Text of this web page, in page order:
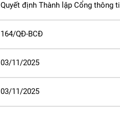
Quyết định Thành lập Cổng thông
164/QĐ-BCĐ
03/11/2025
03/11/2025